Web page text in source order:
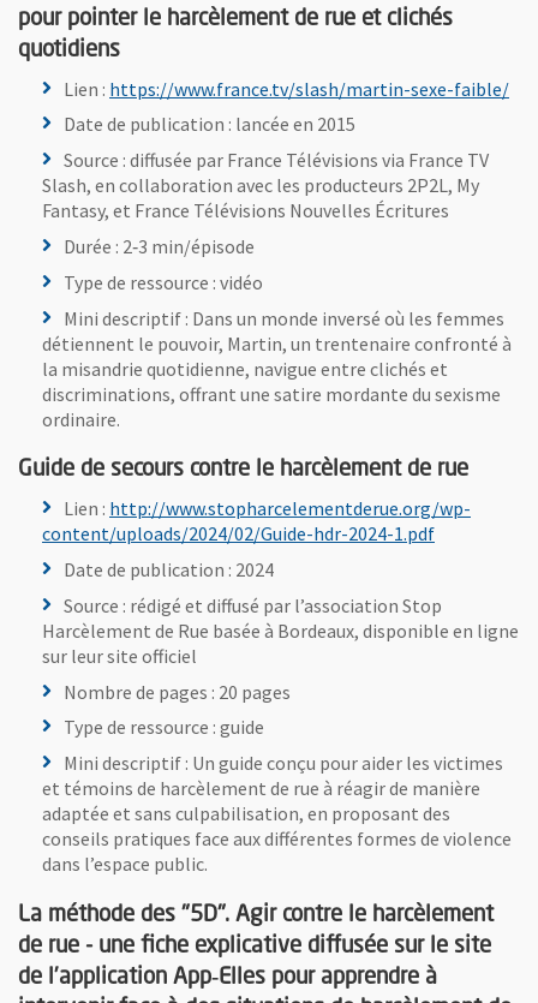
pour pointer le harcèlement de rue et clichés
quotidiens
Lien : https://www.france.tv/slash/martin-sexe-faible/,
Date de publication : lancée en 2015
Source : diffusée par France Télévisions via France TV
Slash, en collaboration avec les producteurs 2P2L, My
Fantasy, et France Télévisions Nouvelles Écritures
Durée : 2‑3 min/épisode
Type de ressource : vidéo
Mini descriptif : Dans un monde inversé où les femmes
détiennent le pouvoir, Martin, un trentenaire confronté à
la misandrie quotidienne, navigue entre clichés et
discriminations, offrant une satire mordante du sexisme
ordinaire.
Guide de secours contre le harcèlement de rue
Lien : http://www.stopharcelementderue.org/wp-
content/uploads/2024/02/Guide-hdr-2024-1.pdf, Ouvre une
Date de publication : 2024
Source : rédigé et diffusé par l’association Stop
Harcèlement de Rue basée à Bordeaux, disponible en ligne
sur leur site officiel
Nombre de pages : 20 pages
Type de ressource : guide
Mini descriptif : Un guide conçu pour aider les victimes
et témoins de harcèlement de rue à réagir de manière
adaptée et sans culpabilisation, en proposant des
conseils pratiques face aux différentes formes de violence
dans l’espace public.
La méthode des "5D". Agir contre le harcèlement
de rue - une fiche explicative diffusée sur le site
de l’application App‑Elles pour apprendre à